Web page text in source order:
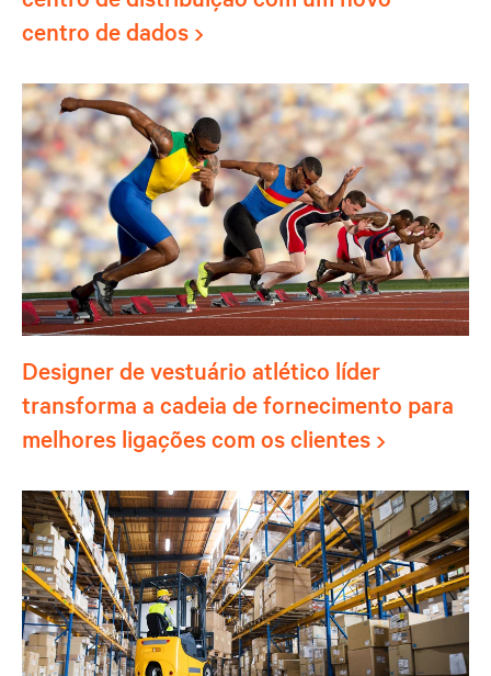
centro de dados
Designer de vestuário atlético líder
transforma a cadeia de fornecimento para
melhores ligações com os clientes